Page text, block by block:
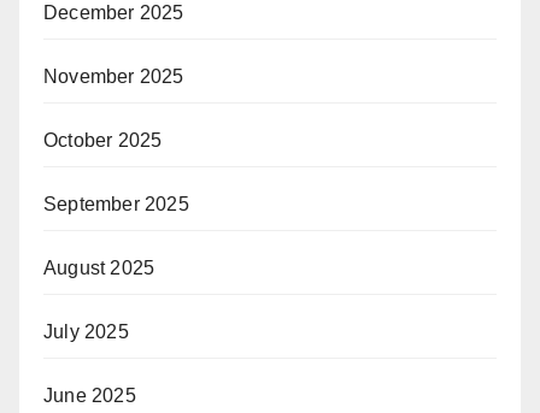
December 2025
November 2025
October 2025
September 2025
August 2025
July 2025
June 2025